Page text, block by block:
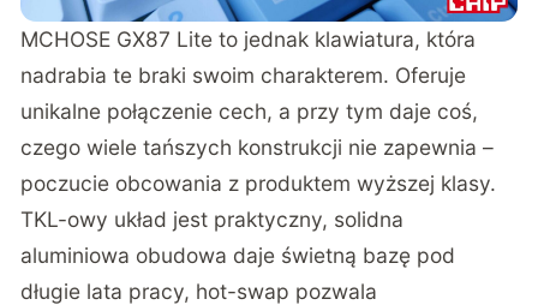
MCHOSE GX87 Lite to jednak klawiatura, która
nadrabia te braki swoim charakterem. Oferuje
unikalne połączenie cech, a przy tym daje coś,
czego wiele tańszych konstrukcji nie zapewnia –
poczucie obcowania z produktem wyższej klasy.
TKL-owy układ jest praktyczny, solidna
aluminiowa obudowa daje świetną bazę pod
długie lata pracy, hot-swap pozwala